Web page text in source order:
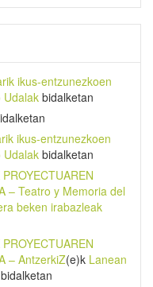
ikus-entzunezkoen
Udalak bidalketan
ikus-entzunezkoen
Udalak bidalketan
– Teatro y Memoria del
beken irabazleak
– AntzerkiZ(e)k Lanean
bidalketan